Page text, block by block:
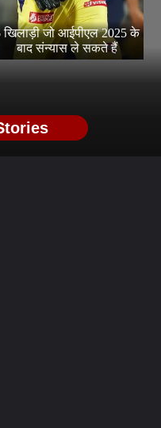
खिलाड़ी जो आईपीएल 2025 के
बाद संन्यास ले सकते हैं